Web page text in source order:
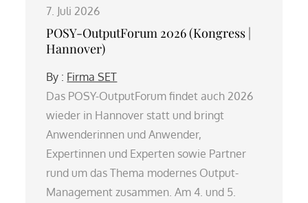
7. Juli 2026
POSY-OutputForum 2026 (Kongress |
Hannover)
By : Firma SET
Das POSY-OutputForum findet auch 2026
wieder in Hannover statt und bringt
Anwenderinnen und Anwender,
Expertinnen und Experten sowie Partner
rund um das Thema modernes Output-
Management zusammen. Am 4. und 5.